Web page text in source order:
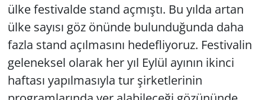
ülke festivalde stand açmıştı. Bu yılda artan
ülke sayısı göz önünde bulunduğunda daha
fazla stand açılmasını hedefliyoruz. Festivalin
geleneksel olarak her yıl Eylül ayının ikinci
haftası yapılmasıyla tur şirketlerinin